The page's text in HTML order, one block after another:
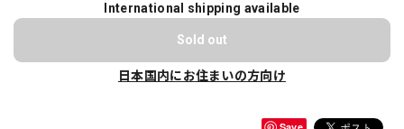
International shipping available
Sold out
日本国内にお住まいの方向け